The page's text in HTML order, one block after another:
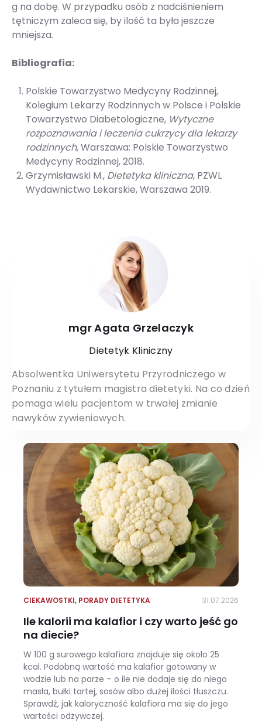
g na dobę. W przypadku osób z nadciśnieniem
tętniczym zaleca się, by ilość ta była jeszcze
mniejsza.
Bibliografia:
Polskie Towarzystwo Medycyny Rodzinnej,
Kolegium Lekarzy Rodzinnych w Polsce i Polskie
Towarzystwo Diabetologiczne, Wytyczne
rozpoznawania i leczenia cukrzycy dla lekarzy
rodzinnych, Warszawa: Polskie Towarzystwo
Medycyny Rodzinnej, 2018.
Grzymisławski M., Dietetyka kliniczna, PZWL
Wydawnictwo Lekarskie, Warszawa 2019.
mgr Agata Grzelaczyk
Dietetyk Kliniczny
Absolwentka Uniwersytetu Przyrodniczego w
Poznaniu z tytułem magistra dietetyki. Na co dzień
pomaga wielu pacjentom w trwałej zmianie
nawyków żywieniowych.
CIEKAWOSTKI, PORADY DIETETYKA 31.07.2026
Ile kalorii ma kalafior i czy warto jeść go
na diecie?
W 100 g surowego kalafiora znajduje się około 25
kcal. Podobną wartość ma kalafior gotowany w
wodzie lub na parze – o ile nie dodaje się do niego
masła, bułki tartej, sosów albo dużej ilości tłuszczu.
Sprawdź, jak kaloryczność kalafiora ma się do jego
wartości odżywczej.